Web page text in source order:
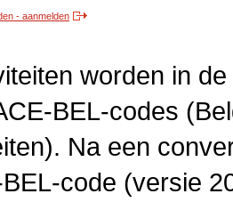
- aanmelden
worden in
BEL-codes
Na een
code (versie